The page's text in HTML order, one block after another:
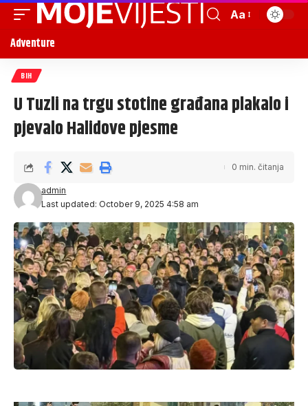
Aa
Adventure
BIH
U Tuzli na trgu stotine građana plakalo i
pjevalo Halidove pjesme
Last updated: October 9, 2025 4:58 am
admin
0 min. čitanja